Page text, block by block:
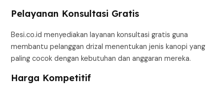
Pelayanan Konsultasi Gratis
Besi.co.id menyediakan layanan konsultasi gratis guna
membantu pelanggan drizal menentukan jenis kanopi yang
paling cocok dengan kebutuhan dan anggaran mereka.
Harga Kompetitif